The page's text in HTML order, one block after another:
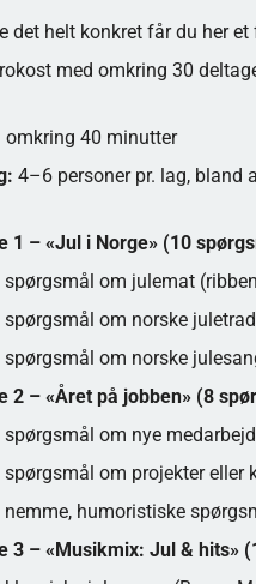
det helt konkret får du her
med omkring 30
omkring 40 minutter
4–6 personer pr. lag, bland
1 – «Jul i Norge» (10
spørgsmål om julemat
spørgsmål om norske
spørgsmål om norske
2 – «Året på jobben» (8
spørgsmål om nye
spørgsmål om projekter eller
nemme, humoristiske
3 – «Musikmix: Jul & hits»